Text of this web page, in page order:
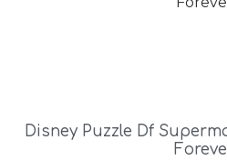
Disney Puzzle Df